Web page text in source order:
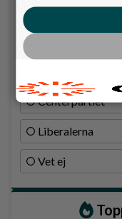
Centerpartiet
Liberalerna
Vet ej